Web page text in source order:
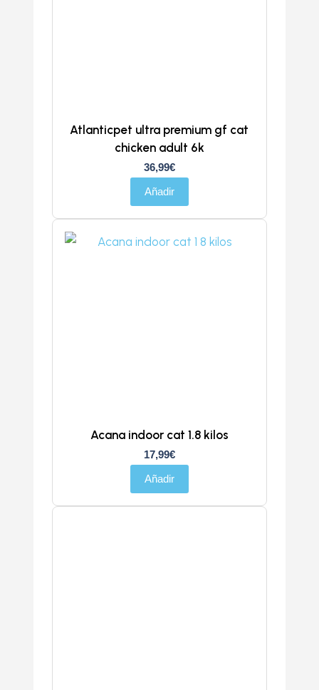
Atlanticpet ultra premium gf cat
chicken adult 6k
36,99€
Añadir
Acana indoor cat 1.8 kilos
17,99€
Añadir